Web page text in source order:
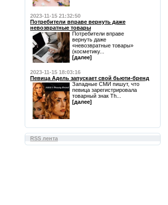
2023-11-15 21:32:50
Потребители вправе вернуть даже
невозвратные товары
Потребители вправе
вернуть даже
«невозвратные товары»
(косметику...
[далее]
2023-11-15 18:03:16
Певица Адель запускает свой бьюти-бренд
Западные СМИ пишут, что
певица зарегистрировала
товарный знак Th...
[далее]
RSS лента